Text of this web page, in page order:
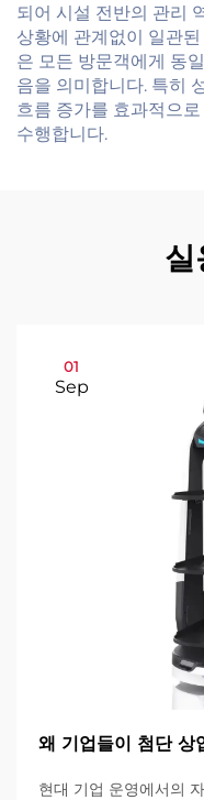
되어 시설 전반의 관리
상황에 관계없이 일관
은 모든 방문객에게 동
음을 의미합니다. 특히
흐름 증가를 효과적으
수행합니다.
실
01
Sep
왜 기업들이 첨단 상
현대 기업 운영에서의